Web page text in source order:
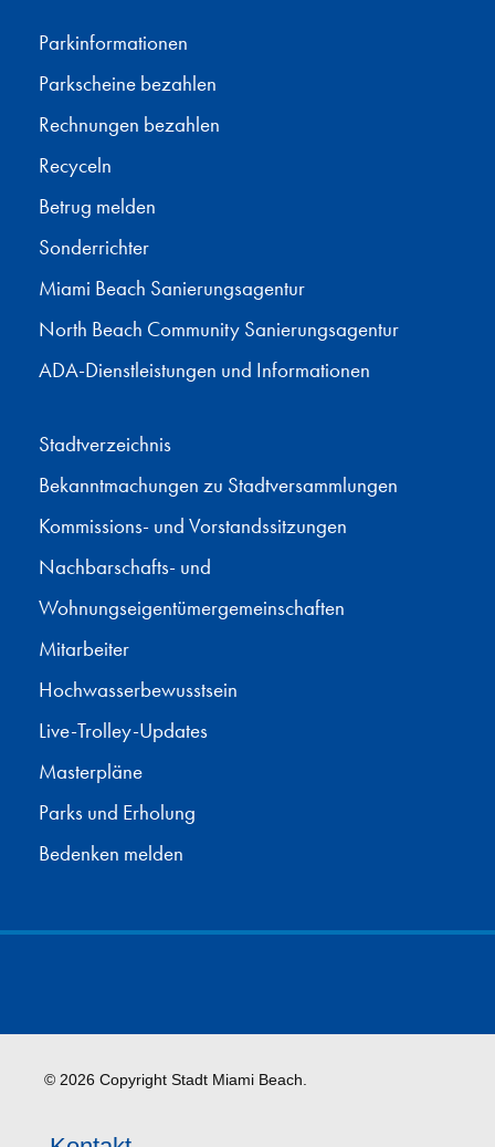
Parkinformationen
Parkscheine bezahlen
Rechnungen bezahlen
Recyceln
Betrug melden
Sonderrichter
Miami Beach Sanierungsagentur
North Beach Community Sanierungsagentur
ADA-Dienstleistungen und Informationen
Stadtverzeichnis
Bekanntmachungen zu Stadtversammlungen
Kommissions- und Vorstandssitzungen
Nachbarschafts- und
Wohnungseigentümergemeinschaften
Mitarbeiter
Hochwasserbewusstsein
Live-Trolley-Updates
Masterpläne
Parks und Erholung
Bedenken melden
© 2026 Copyright Stadt Miami Beach.